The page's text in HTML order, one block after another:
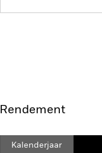
Rendement
Kalenderjaar